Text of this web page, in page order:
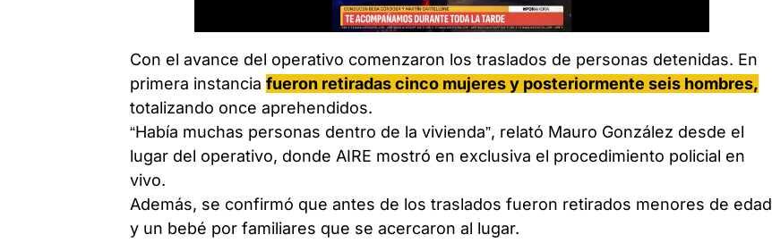
Con el avance del operativo comenzaron los traslados de personas detenidas. En
primera instanciafueron retiradas cinco mujeres y posteriormente seis hombres,
totalizando once aprehendidos.
“Había muchas personas dentro de la vivienda”, relató Mauro González desde el
lugar del operativo, donde AIRE mostró en exclusiva el procedimiento policial en
vivo.
Además, se confirmó que antes de los traslados fueron retirados menores de edad
y un bebé por familiares que se acercaron al lugar.